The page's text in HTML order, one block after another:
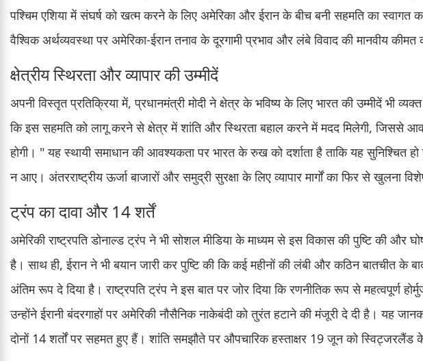
पश्चिम एशिया में संघर्ष को खत्म करने के लिए अमेरिका और ईरान के बीच बनी सहमति का स्वागत
वैश्विक अर्थव्यवस्था पर अमेरिका-ईरान तनाव के दूरगामी प्रभाव और लंबे विवाद की मानवीय
क्षेत्रीय स्थिरता और व्यापार की उम्मीदें
अपनी विस्तृत प्रतिक्रिया में, प्रधानमंत्री मोदी ने क्षेत्र के भविष्य के लिए भारत की उम्मीदें भी
कि इस सहमति को लागू करने से क्षेत्र में शांति और स्थिरता बहाल करने में मदद मिलेगी, जिससे
होगी। " यह स्थायी समाधान की आवश्यकता पर भारत के रुख को दर्शाता है ताकि यह सुनिश्चित
न आए। अंतरराष्ट्रीय ऊर्जा बाजारों और समुद्री सुरक्षा के लिए व्यापार मार्गों का फिर से खुलना
ट्रंप का दावा और 14 शर्तें
अमेरिकी राष्ट्रपति डोनाल्ड ट्रंप ने भी सोशल मीडिया के माध्यम से इस विकास की पुष्टि की और
है। साथ ही, ईरान ने भी बयान जारी कर पुष्टि की कि कई महीनों की लंबी और कठिन बातचीत के
अंतिम रूप दे दिया है। राष्ट्रपति ट्रंप ने इस बात पर जोर दिया कि रणनीतिक रूप से महत्वपूर्ण
उन्होंने ईरानी बंदरगाहों पर अमेरिकी नौसैनिक नाकेबंदी को तुरंत हटाने की मंजूरी दे दी है। यह
दोनों 14 शर्तों पर सहमत हुए हैं। शांति समझौते पर औपचारिक हस्ताक्षर 19 जून को स्विट्जरलैंड